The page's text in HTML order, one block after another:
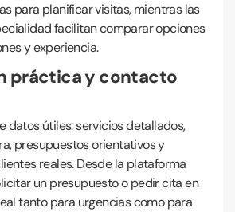
para planificar visitas, mientras las
facilitan comparar opciones
y experiencia.
práctica y contacto
datos útiles: servicios detallados,
presupuestos orientativos y
reales. Desde la plataforma
un presupuesto o pedir cita en
tanto para urgencias como para